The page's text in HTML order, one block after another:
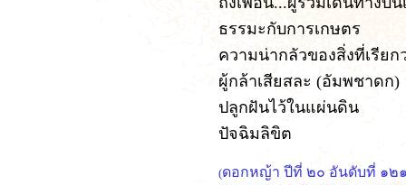
ธรรมะกับการเกษตร
ความน่ากลัวของสิ่งที่เรียก
ผู้กล้าเสียสละ (อัมพชาดก)
ปลูกฝันไว้ในแผ่นดิน
ปัจฉิมลิขิต
(ดอกหญ้า ปีที่ ๒๐ อันดับที่ ๑๒